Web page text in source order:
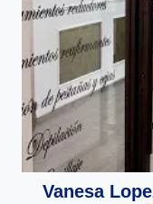
Vanesa